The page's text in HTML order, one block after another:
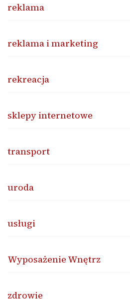
reklama
reklama i marketing
rekreacja
sklepy internetowe
transport
uroda
usługi
Wyposażenie Wnętrz
zdrowie